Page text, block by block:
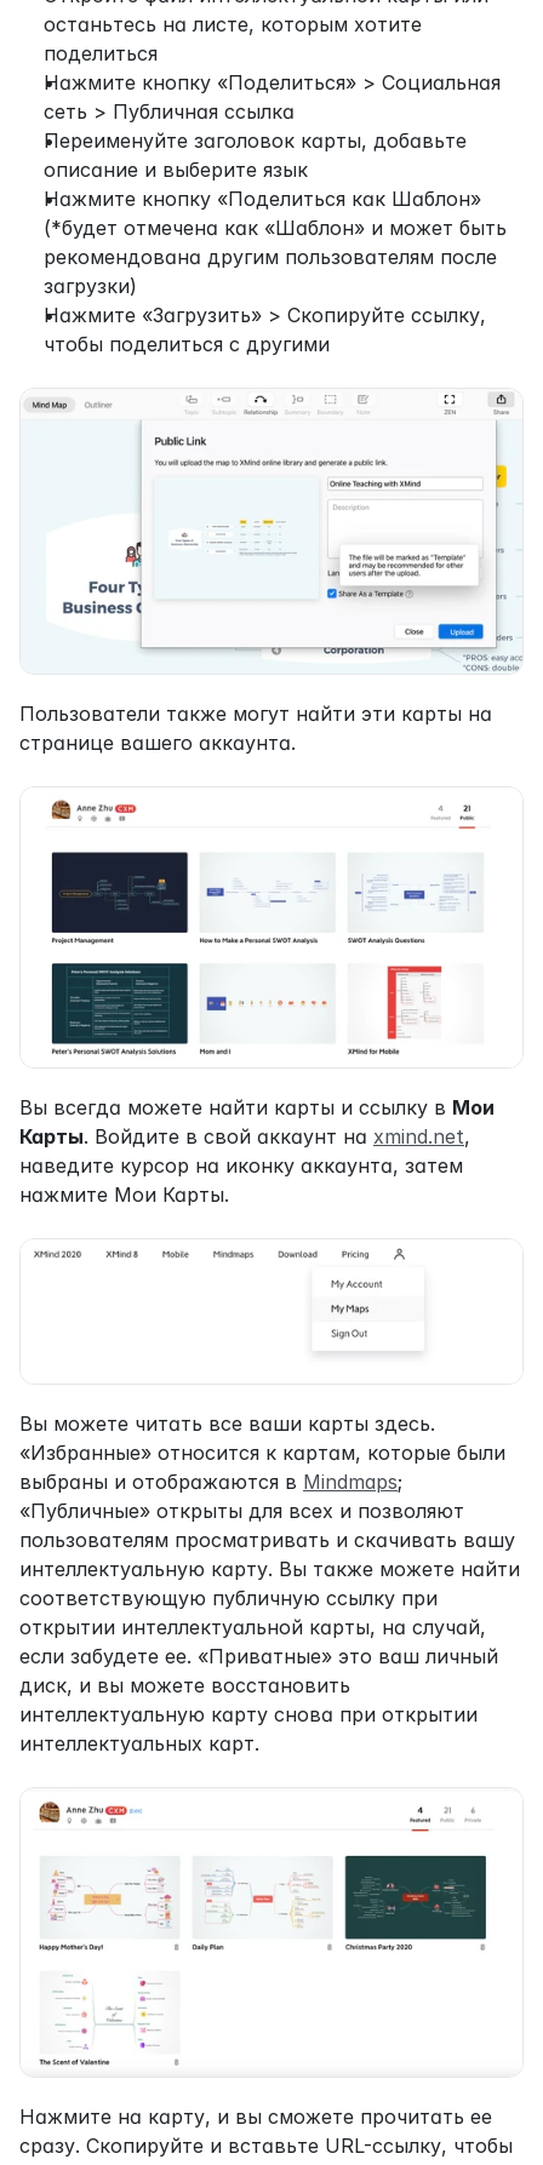
останьтесь на листе, которым хотите
поделиться
Нажмите кнопку «Поделиться» > Социальная
сеть > Публичная ссылка
Переименуйте заголовок карты, добавьте
описание и выберите язык
Нажмите кнопку «Поделиться как Шаблон»
(*будет отмечена как «Шаблон» и может быть
рекомендована другим пользователям после
загрузки)
Нажмите «Загрузить» > Скопируйте ссылку,
чтобы поделиться с другими
Пользователи также могут найти эти карты на
странице вашего аккаунта.
Вы всегда можете найти карты и ссылку в Мои
Карты. Войдите в свой аккаунт на xmind.net,
наведите курсор на иконку аккаунта, затем
нажмите Мои Карты.
Вы можете читать все ваши карты здесь.
«Избранные» относится к картам, которые были
выбраны и отображаются в Mindmaps;
«Публичные» открыты для всех и позволяют
пользователям просматривать и скачивать вашу
интеллектуальную карту. Вы также можете найти
соответствующую публичную ссылку при
открытии интеллектуальной карты, на случай,
если забудете ее. «Приватные» это ваш личный
диск, и вы можете восстановить
интеллектуальную карту снова при открытии
интеллектуальных карт.
Нажмите на карту, и вы сможете прочитать ее
сразу. Скопируйте и вставьте URL-ссылку, чтобы